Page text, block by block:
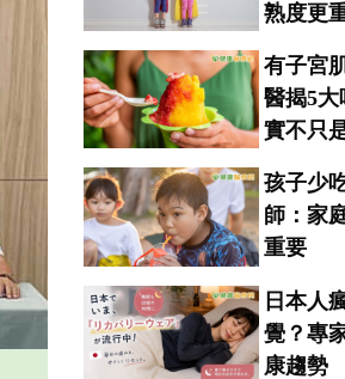
熟度更
有子宮
醫揭5
實不只
孩子少
師：家
重要
日本人
覺？專
康趨勢